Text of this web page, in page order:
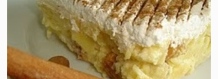
IN 1 ORA. MEDIU 6 PORTII